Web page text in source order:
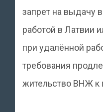
запрет на выдачу
работой в Латвии
при удалённой
требования
жительство ВНЖ к